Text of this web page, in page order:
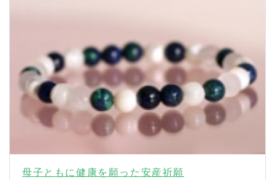
母子ともに健康を願った安産祈願